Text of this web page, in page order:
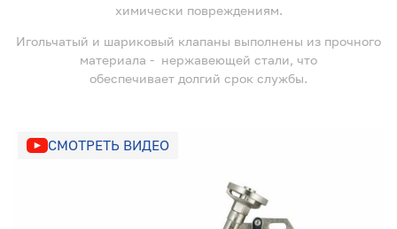
химически повреждениям.
Игольчатый и шариковый клапаны выполнены из прочного
материала - нержавеющей стали, что
обеспечивает долгий срок службы.
СМОТРЕТЬ ВИДЕО